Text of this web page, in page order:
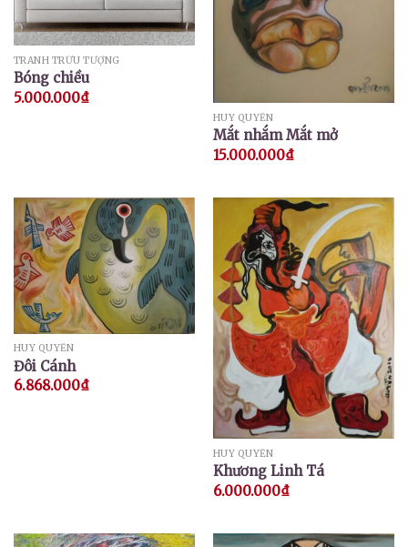
TRANH TRỪU TƯỢNG
Bóng chiều
5.000.000₫
HUY QUYỂN
Mắt nhắm Mắt mở
15.000.000₫
HUY QUYỂN
Đôi Cánh
6.868.000₫
HUY QUYỂN
Khương Linh Tá
6.000.000₫